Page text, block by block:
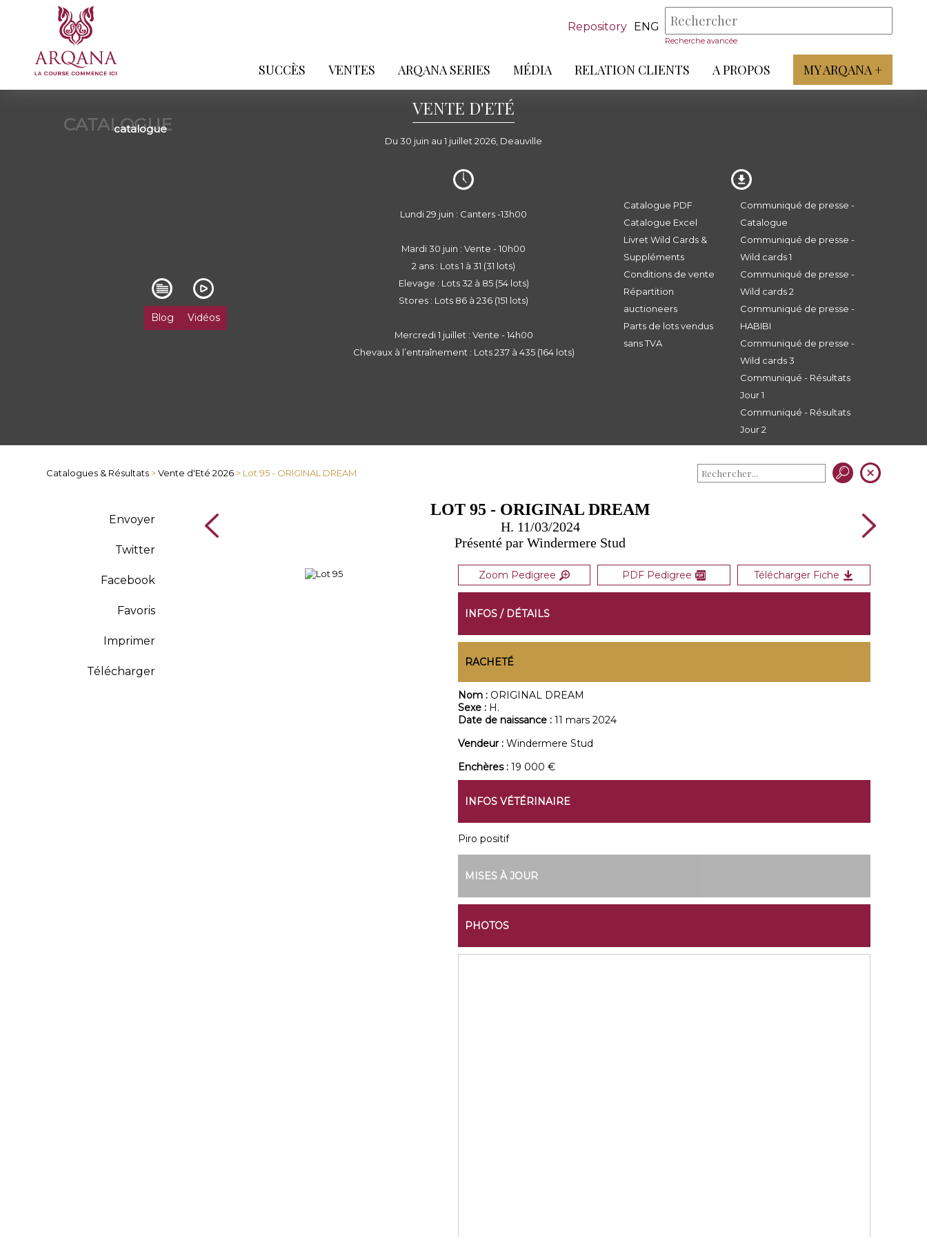
Repository ENG
Recherche avancée
SUCCÈS VENTES ARQANA SERIES MÉDIA RELATION CLIENTS A PROPOS MY ARQANA +
CATALOGUE
catalogue
VENTE D'ETÉ
Du 30 juin au 1 juillet 2026, Deauville
Blog Vidéos
Lundi 29 juin : Canters -13h00
Mardi 30 juin : Vente - 10h00
2 ans : Lots 1 à 31 (31 lots)
Elevage : Lots 32 à 85 (54 lots)
Stores : Lots 86 à 236 (151 lots)
Mercredi 1 juillet : Vente - 14h00
Chevaux à l’entraînement : Lots 237 à 435 (164 lots)
Catalogue PDF
Catalogue Excel
Livret Wild Cards &
Suppléments
Conditions de vente
Répartition
auctioneers
Parts de lots vendus
sans TVA
Communiqué de presse -
Catalogue
Communiqué de presse -
Wild cards 1
Communiqué de presse -
Wild cards 2
Communiqué de presse -
HABIBI
Communiqué de presse -
Wild cards 3
Communiqué - Résultats
Jour 1
Communiqué - Résultats
Jour 2
Catalogues & Résultats >Vente d'Eté 2026 > Lot 95 - ORIGINAL DREAM
Envoyer
Twitter
Facebook
Favoris
Imprimer
Télécharger
LOT 95 - ORIGINAL DREAM
H. 11/03/2024
Présenté par Windermere Stud
Zoom Pedigree PDF Pedigree Télécharger Fiche
INFOS / DÉTAILS
RACHETÉ
Nom : ORIGINAL DREAM
Sexe : H.
Date de naissance : 11 mars 2024
Vendeur : Windermere Stud
Enchères : 19 000 €
INFOS VÉTÉRINAIRE
Piro positif
MISES À JOUR
PHOTOS